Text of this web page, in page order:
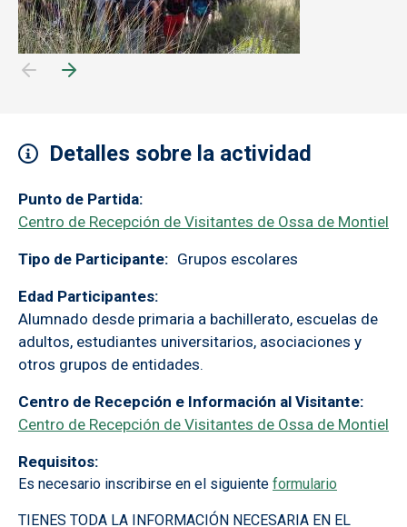
Detalles sobre la actividad
Punto de Partida
Centro de Recepción de Visitantes de Ossa de Montiel
Tipo de Participante Grupos escolares
Edad Participantes
Alumnado desde primaria a bachillerato, escuelas de
adultos, estudiantes universitarios, asociaciones y
otros grupos de entidades.
Centro de Recepción e Información al Visitante
Centro de Recepción de Visitantes de Ossa de Montiel
Requisitos
Es necesario inscribirse en el siguiente formulario
TIENES TODA LA INFORMACIÓN NECESARIA EN EL